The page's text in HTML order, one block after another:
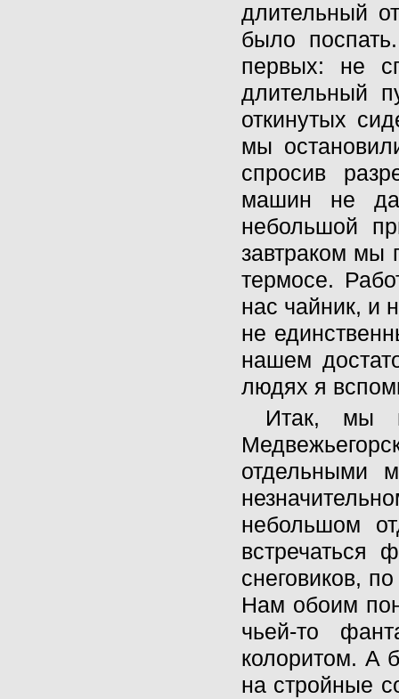
длительный
было
первых: не
длительный
откинутых
мы
спросив
машин не
небольшой
завтраком мы
термосе.
нас чайник, и
не
нашем
людях я
Итак, мы
отдельными
небольшом
встречаться
снеговиков,
Нам обоим
чьей-то
колоритом. А
на стройные